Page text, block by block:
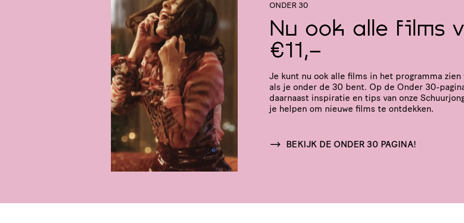
ONDER 30
Nu ook alle films
€11,-
Je kunt nu ook alle films in het programma zien
als je onder de 30 bent. Op de Onder 30-
daarnaast inspiratie en tips van onze
je helpen om nieuwe films te ontdekken.
BEKIJK DE ONDER 30 PAGINA!